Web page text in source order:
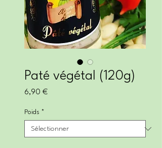
Paté végétal (120g)
6,90 €Prix
Poids *